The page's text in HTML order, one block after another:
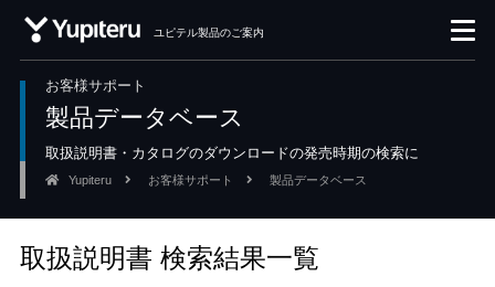
ユピテル製品のご案内
お客様サポート
製品データベース
取扱説明書・カタログのダウンロードの発売時期の検索に
Yupiteru お客様サポート 製品データベース
取扱説明書 検索結果一覧